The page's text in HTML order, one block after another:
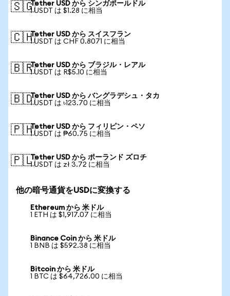
🇸🇬Tether USD から シンガポールドル
1 USDT は $1.28 に相当
🇨🇭Tether USD から スイスフラン
1 USDT は CHF 0.8071 に相当
🇧🇷Tether USD から ブラジル・レアル
1 USDT は R$5.10 に相当
🇧🇩Tether USD から バングラデシュ・タカ
1 USDT は ৳123.70 に相当
🇵🇭Tether USD から フィリピン・ペソ
1 USDT は ₱60.75 に相当
🇵🇱Tether USD から ポーランド ズロチ
1 USDT は zł 3.72 に相当
他の暗号通貨をUSDに変換する
Ethereum から 米ドル
1 ETH は $1,917.07 に相当
Binance Coin から 米ドル
1 BNB は $592.38 に相当
Bitcoin から 米ドル
1 BTC は $64,726.00 に相当